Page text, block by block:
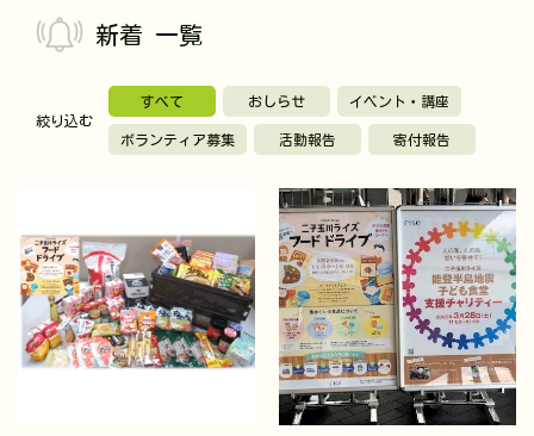
新着 一覧
絞り込む
すべて おしらせ イベント・講座
ボランティア募集 活動報告 寄付報告